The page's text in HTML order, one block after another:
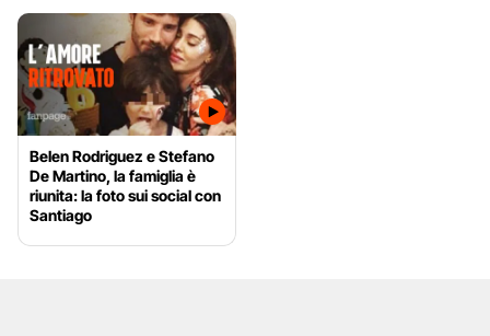
Belen Rodriguez e Stefano
De Martino, la famiglia è
riunita: la foto sui social con
Santiago